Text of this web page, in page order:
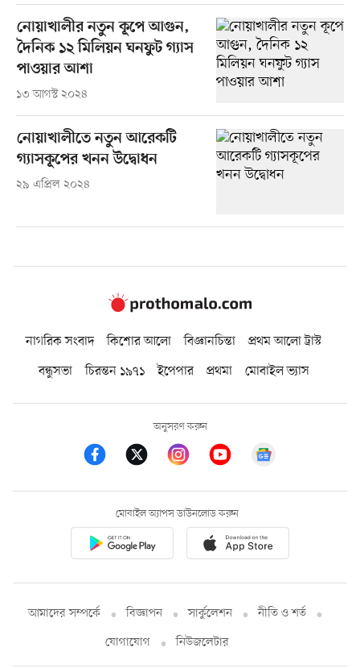
নোয়াখালীর নতুন কূপে আগুন,
দৈনিক ১২ মিলিয়ন ঘনফুট গ্যাস
পাওয়ার আশা
১৩ আগস্ট ২০২৪
নোয়াখালীতে নতুন আরেকটি
গ্যাসকূপের খনন উদ্বোধন
২৯ এপ্রিল ২০২৪
নাগরিক সংবাদ কিশোর আলো বিজ্ঞানচিন্তা
প্রথম আলো ট্রাস্ট
বন্ধুসভা
চিরন্তন ১৯৭১ ইপেপার প্রথমা মোবাইল ভ্যাস
অনুসরণ করুন
মোবাইল অ্যাপস ডাউনলোড করুন
আমাদের সম্পর্কে বিজ্ঞাপন সার্কুলেশন
নীতি ও শর্ত
যোগাযোগ
নিউজলেটার